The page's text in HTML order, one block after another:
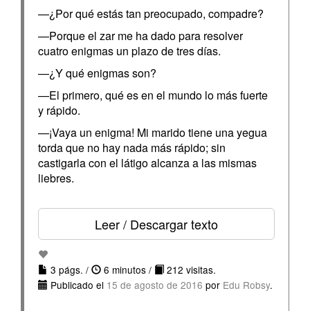
—¿Por qué estás tan preocupado, compadre?
—Porque el zar me ha dado para resolver
cuatro enigmas un plazo de tres días.
—¿Y qué enigmas son?
—El primero, qué es en el mundo lo más fuerte
y rápido.
—¡Vaya un enigma! Mi marido tiene una yegua
torda que no hay nada más rápido; sin
castigarla con el látigo alcanza a las mismas
liebres.
Leer / Descargar texto
3 págs. / 6 minutos /
212 visitas.
Publicado el 15 de agosto de 2016 por Edu Robsy.